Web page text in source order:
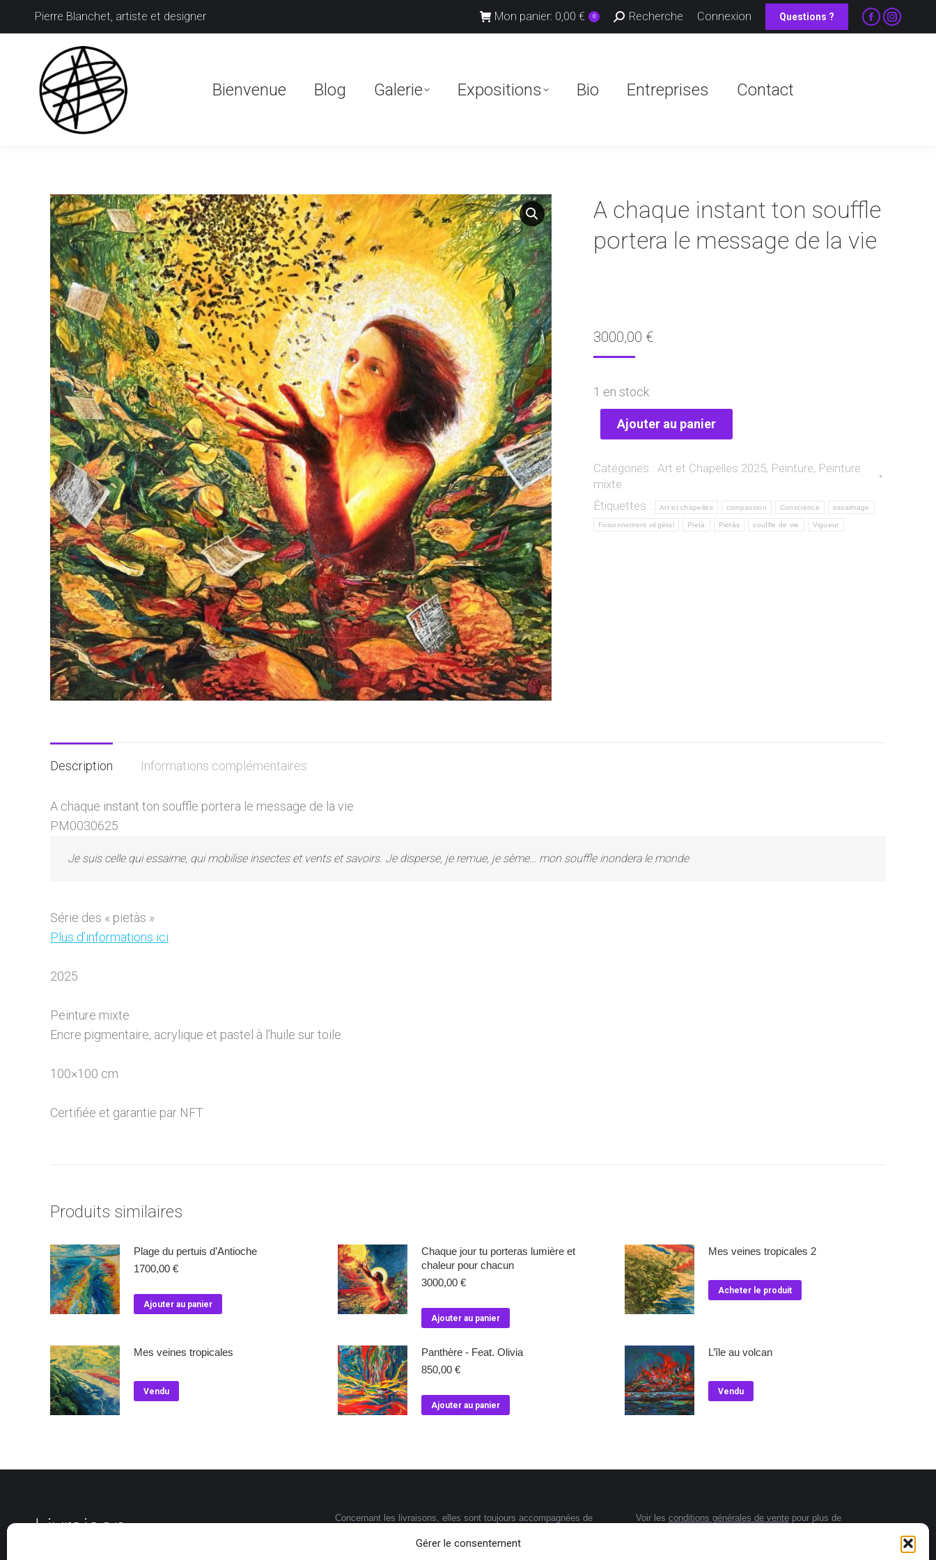
Gérer le consentement
Pierre Blanchet, artiste et designer Mon panier: 0,00€ 0
Recherche
:
Recherche Connexion Questions ?
La La
Bienvenue Blog Galerie Expositions Bio Entreprises Contact
A chaque instant ton souffle
portera le message de la vie
3000,00 €
1 en stock
Ajouter au panier
Catégories : Art et Chapelles 2025, Peinture, Peinture
mixte
Étiquettes :
Art et chapelles compassion Conscience essaimage
Foisonnement végétal Pietà Pietàs souffle de vie Vigueur
Description Informations complémentaires
A chaque instant ton souffle portera le message de la vie
PM0030625
Je suis celle qui essaime, qui mobilise insectes et vents et savoirs. Je disperse, je remue, je sème… mon souffle inondera le monde
Série des « pietàs »
Plus d’informations ici
2025
Peinture mixte
Encre pigmentaire, acrylique et pastel à l’huile sur toile
100×100 cm
Certifiée et garantie par NFT
Produits similaires
Plage du pertuis d’Antioche
1700,00 €
Ajouter au panier
Chaque jour tu porteras lumière et
chaleur pour chacun
3000,00 €
Ajouter au panier
Mes veines tropicales 2
Acheter le produit
Mes veines tropicales
Vendu
Panthère - Feat. Olivia
850,00 €
Ajouter au panier
L’île au volcan
Vendu
Livraison
Concernant les livraisons, elles sont toujours accompagnées de
Voir les conditions générales de ventepour plus de
Bienvenue Blog Galerie Expositions Bio Entreprises Contact